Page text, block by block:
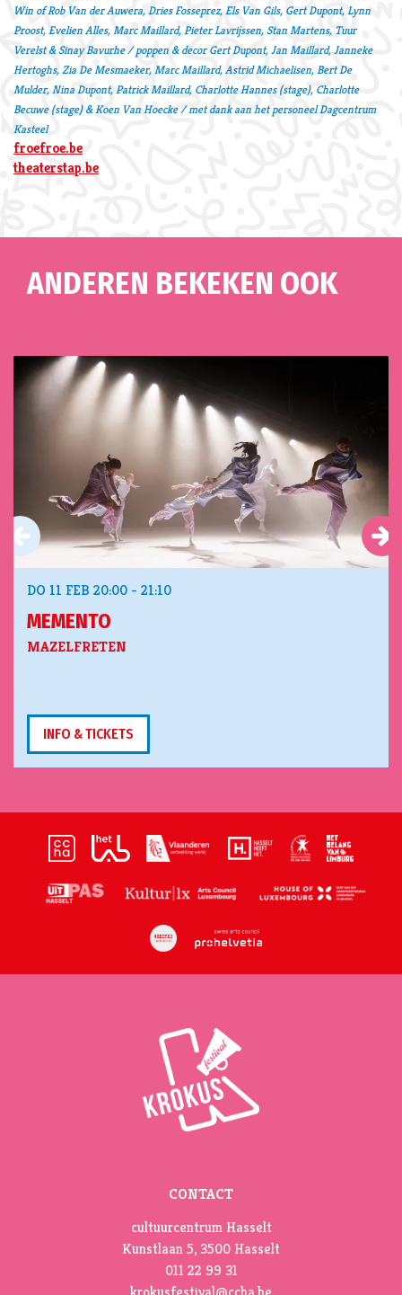
Win of Rob Van der Auwera, Dries Fosseprez, Els Van Gils, Gert Dupont, Lynn
Proost, Evelien Alles, Marc Maillard, Pieter Lavrijssen, Stan Martens, Tuur
Verelst & Sinay Bavurhe / poppen & decor Gert Dupont, Jan Maillard, Janneke
Hertoghs, Zia De Mesmaeker, Marc Maillard, Astrid Michaelisen, Bert De
Mulder, Nina Dupont, Patrick Maillard, Charlotte Hannes (stage), Charlotte
Becuwe (stage) & Koen Van Hoecke / met dank aan het personeel Dagcentrum
Kasteel
froefroe.be
theaterstap.be
ANDEREN BEKEKEN OOK
MEMENTO
MAZELFRETEN
DO 11 FEB 20:00 - 21:10
INFO & TICKETS
CONTACT
cultuurcentrum Hasselt
Kunstlaan 5, 3500 Hasselt
011 22 99 31